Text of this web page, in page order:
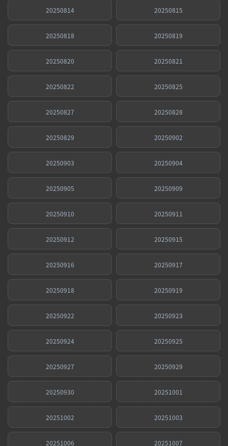
20250814 20250815
20250818 20250819
20250820 20250821
20250822 20250825
20250827 20250828
20250829 20250902
20250903 20250904
20250905 20250909
20250910 20250911
20250912 20250915
20250916 20250917
20250918 20250919
20250922 20250923
20250924 20250925
20250927 20250929
20250930 20251001
20251002 20251003
20251006 20251007